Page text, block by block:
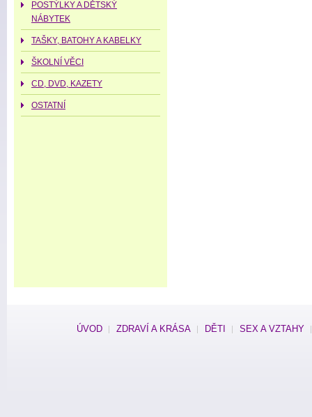
POSTÝLKY A DĚTSKÝ
NÁBYTEK
TAŠKY, BATOHY A KABELKY
ŠKOLNÍ VĚCI
CD, DVD, KAZETY
OSTATNÍ
ÚVOD ZDRAVÍ A KRÁSA DĚTI SEX A VZTAHY